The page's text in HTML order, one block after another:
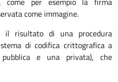
come immagine.
risultato di una procedura
di codifica crittografica a
e una privata), che